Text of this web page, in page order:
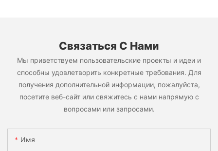
Связаться С Нами
Мы приветствуем пользовательские проекты и идеи и
способны удовлетворить конкретные требования. Для
получения дополнительной информации, пожалуйста,
посетите веб-сайт или свяжитесь с нами напрямую с
вопросами или запросами.
Имя